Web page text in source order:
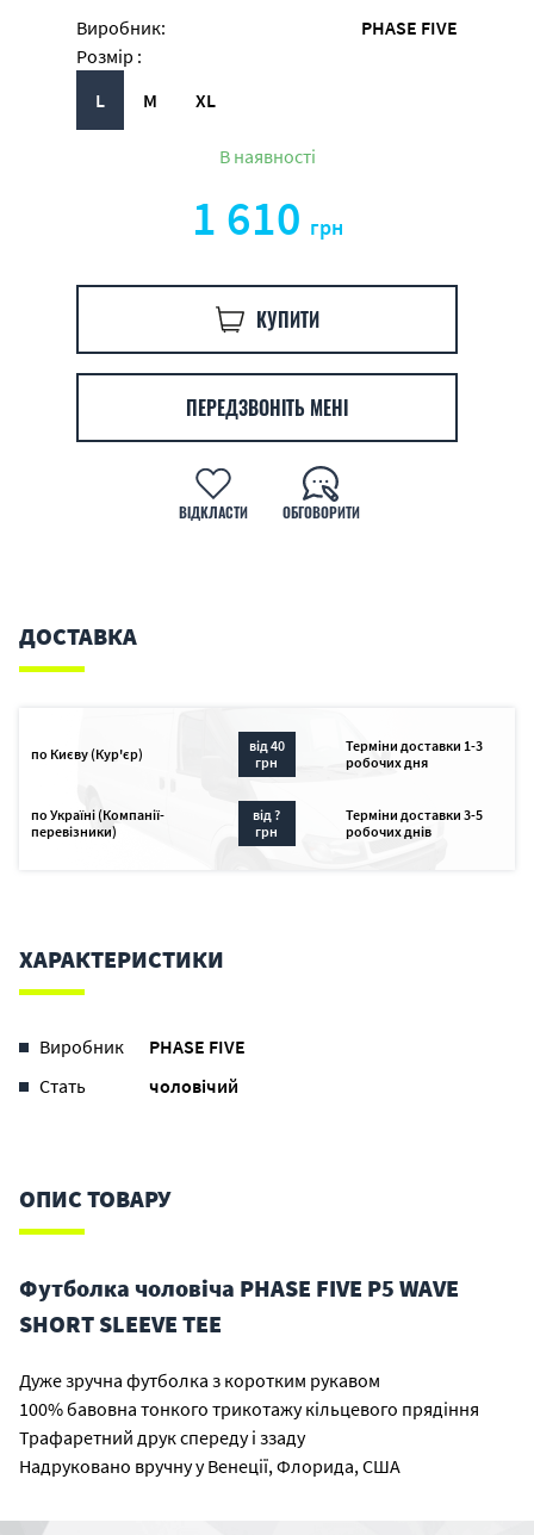
Виробник:
PHASE FIVE
Розмір :
L
M XL
В наявності
1 610 грн
КУПИТИ
ПЕРЕДЗВОНІТЬ МЕНІ
ВІДКЛАСТИ ОБГОВОРИТИ
ДОСТАВКА
по Києву (Кур'єр)
від 40
грн
Терміни доставки 1-3
робочих дня
по Україні (Компанії-
перевізники)
від ?
грн
Терміни доставки 3-5
робочих днів
ХАРАКТЕРИСТИКИ
Виробник
PHASE FIVE
Стать
чоловічий
ОПИС ТОВАРУ
Футболка чоловіча PHASE FIVE P5 WAVE
SHORT SLEEVE TEE
Дуже зручна футболка з коротким рукавом
100% бавовна тонкого трикотажу кільцевого прядіння
Трафаретний друк спереду і ззаду
Надруковано вручну у Венеції, Флорида, США